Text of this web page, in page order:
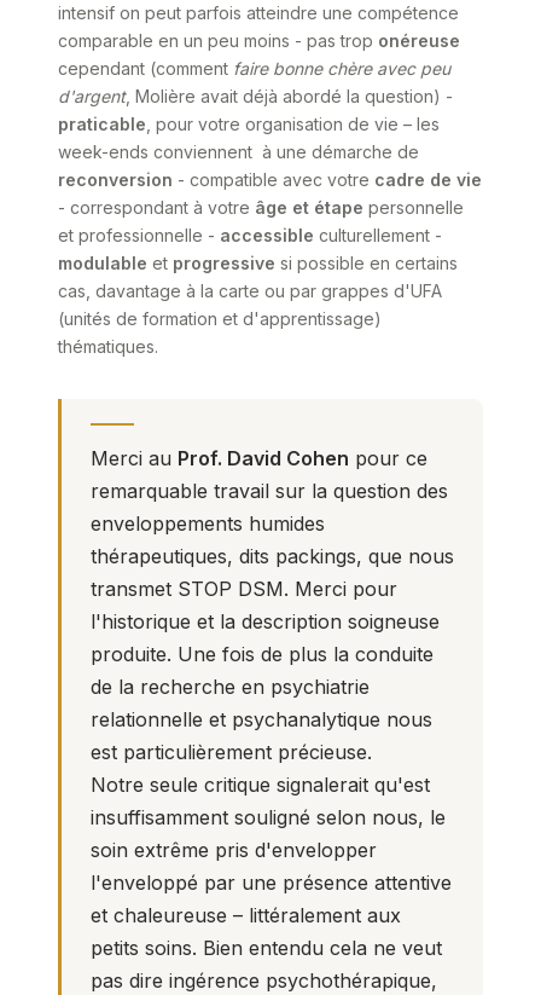
intensif on peut parfois atteindre une compétence
comparable en un peu moins - pas trop onéreuse
cependant (comment faire bonne chère avec peu
d'argent, Molière avait déjà abordé la question) -
praticable , pour votre organisation de vie – les
week-ends conviennent à une démarche de
reconversion - compatible avec votre cadre de vie
- correspondant à votre âge et étape personnelle
et professionnelle - accessible culturellement -
modulable et progressive si possible en certains
cas, davantage à la carte ou par grappes d'UFA
(unités de formation et d'apprentissage)
thématiques.
Merci au Prof. David Cohen pour ce
remarquable travail sur la question des
enveloppements humides
thérapeutiques, dits packings, que nous
transmet STOP DSM. Merci pour
l'historique et la description soigneuse
produite. Une fois de plus la conduite
de la recherche en psychiatrie
relationnelle et psychanalytique nous
est particulièrement précieuse.
Notre seule critique signalerait qu'est
insuffisamment souligné selon nous, le
soin extrême pris d'envelopper
l'enveloppé par une présence attentive
et chaleureuse – littéralement aux
petits soins. Bien entendu cela ne veut
pas dire ingérence psychothérapique,